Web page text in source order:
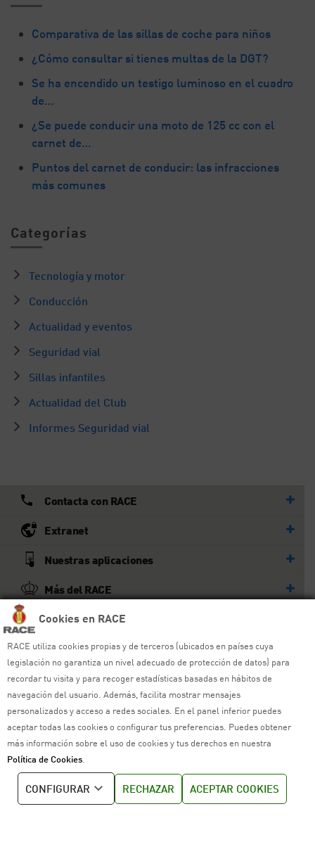
Cookies en RACE
RACE utiliza cookies propias y de terceros (ubicados en países cuya
legislación no garantiza un nivel adecuado de protección de datos) para
recordar tu visita y para recoger estadísticas basadas en hábitos de
navegación del usuario. Además, facilita mostrar mensajes
personalizados y acceso a redes sociales. En el panel inferior puedes
aceptar todas las cookies o configurar tus preferencias. Puedes obtener
más información sobre el uso de cookies y tus derechos en nuestra
Política de Cookies
CONFIGURAR RECHAZAR ACEPTAR COOKIES
Comparativa de las sillas de coche para niños
¿Cómo consultar si tienes multas de la DGT?
Se ha encendido un testigo luminoso en el cuadro
de…
¿Se puede conducir una moto de 125 cc con el
carnet de…
Puntos del carnet de conducir: las infracciones
más comunes
Categorías
Tecnología y motor
Conducción
Actualidad y eventos
Seguridad vial
Sillas infantiles
Actualidad del Club
Informes Seguridad vial
Contacta con RACE
Extranet
Nuestras aplicaciones
Más del RACE
Todos los derechos reservados
Ayuda y sitemap
Aviso legal
Política de privacidad
Política de cookies
Política de venta